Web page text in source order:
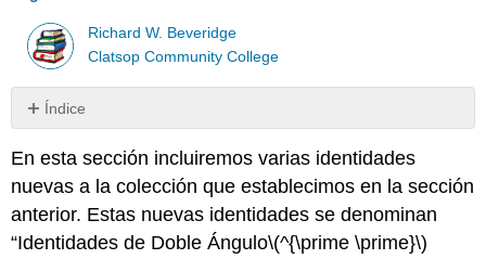
Richard W. Beveridge
Clatsop Community College
Índice
Sin
En esta sección incluiremos varias identidades
nuevas a la colección que establecimos en la sección
anterior. Estas nuevas identidades se denominan
“Identidades de Doble Ángulo\(^{\prime \prime}\)